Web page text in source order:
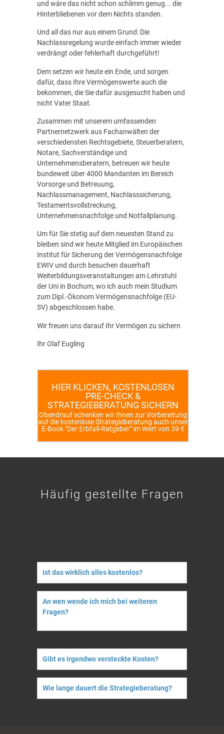
und wäre das nicht schon schlimm genug... die
Hinterbliebenen vor dem Nichts standen.
Und all das nur aus einem Grund: Die
Nachlassregelung wurde einfach immer wieder
verdrängt oder fehlerhaft durchgeführt!
Dem setzen wir heute ein Ende, und sorgen
dafür, dass Ihre Vermögenswerte auch die
bekommen, die Sie dafür ausgesucht haben und
nicht Vater Staat.
Zusammen mit unserem umfassenden
Partnernetzwerk aus Fachanwälten der
verschiedensten Rechtsgebiete, Steuerberatern,
Notare, Sachverständige und
Unternehmensberatern, betreuen wir heute
bundeweit über 4000 Mandanten im Bereich
Vorsorge und Betreuung,
Nachlassmanagement, Nachlasssicherung,
Testamentsvollstreckung,
Unternehmensnachfolge und Notfallplanung.
Um für Sie stetig auf dem neuesten Stand zu
bleiben sind wir heute Mitglied im Europäischen
Institut für Sicherung der Vermögensnachfolge
EWIV und durch besuchen dauerhaft
Weiterbildungsveranstaltungen am Lehrstuhl
der Uni in Bochum, wo ich auch mein Studium
zum Dipl.-Ökonom Vermögensnachfolge (EU-
SV) abgeschlossen habe.
Wir freuen uns darauf Ihr Vermögen zu sichern
Ihr Olaf Eugling
HIER KLICKEN, KOSTENLOSEN
PRE-CHECK &
STRATEGIEBERATUNG SICHERN
Obendrauf schenken wir Ihnen zur Vorbereitung
auf die kostenlose Strategieberatung auch unser
E-Book "Der Erbfall-Ratgeber" im Wert von 39 €
Häufig gestellte Fragen
Ist das wirklich alles kostenlos?
An wen wende ich mich bei weiteren
Fragen?
Gibt es irgendwo versteckte Kosten?
Wie lange dauert die Strategieberatung?